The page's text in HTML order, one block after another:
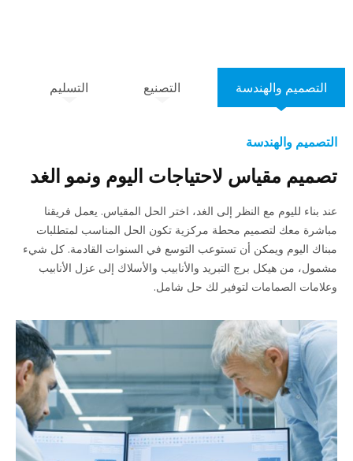
التصميم والهندسة التصنيع التسليم
التصميم والهندسة
تصميم مقياس لاحتياجات اليوم ونمو الغد
عند بناء لليوم مع النظر إلى الغد، اختر الحل المقياس. يعمل فريقنا
مباشرة معك لتصميم محطة مركزية تكون الحل المناسب لمتطلبات
مبناك اليوم ويمكن أن تستوعب التوسع في السنوات القادمة. كل شيء
مشمول، من هيكل برج التبريد والأنابيب والأسلاك إلى عزل الأنابيب
وعلامات الصمامات لتوفير لك حل شامل.